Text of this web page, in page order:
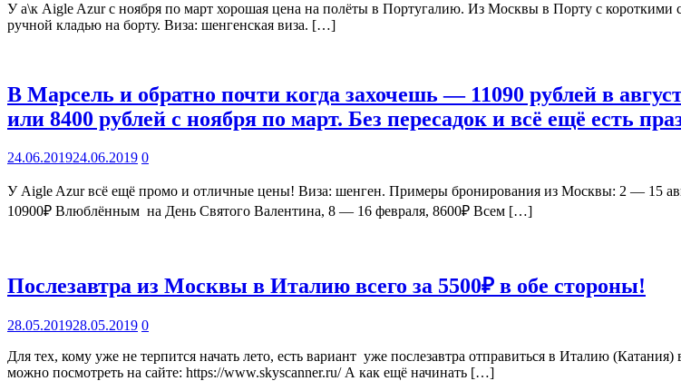
У а\к Aigle Azur с ноября по март хорошая цена на полёты в Португалию. Из Москвы в Порту с короткими
ручной кладью на борту. Виза: шенгенская виза. […]
В Марсель и обратно почти когда захочешь — 11090 рублей в
или 8400 рублей с ноября по март. Без пересадок и всё ещё есть
24.06.201924.06.2019 0
У Aigle Azur всё ещё промо и отличные цены! Виза: шенген. Примеры бронирования из Москвы: 2 — 15
10900₽ Влюблённым на День Святого Валентина, 8 — 16 февраля, 8600₽ Всем […]
Послезавтра из Москвы в Италию всего за 5500₽ в обе стороны!
28.05.201928.05.2019 0
Для тех, кому уже не терпится начать лето, есть вариант уже послезавтра отправиться в Италию
можно посмотреть на сайте: https://www.skyscanner.ru/ А как ещё начинать […]